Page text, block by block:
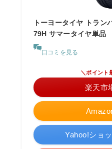
トーヨータイヤ トラ
79H サマータイヤ単品
口コミを見る
＼ポイント
楽天市
Yahoo!ショ